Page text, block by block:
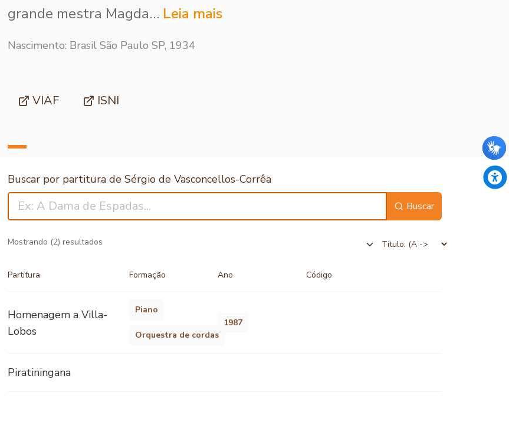
grande mestra Magda… Leia mais
Nascimento: Brasil São Paulo SP, 1934
VIAF ISNI
Buscar por partitura de Sérgio de Vasconcellos-Corrêa
Buscar
Mostrando (2) resultados
Partitura Formação Ano Código
Homenagem a Villa-
Lobos
Piano
Orquestra de cordas
1987
Piratiningana